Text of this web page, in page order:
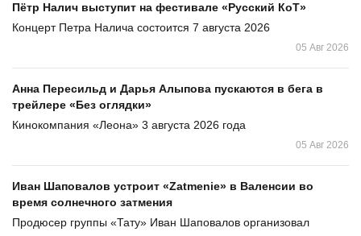
Пётр Налич выступит на фестивале «Русский КоТ»
Концерт Петра Налича состоится 7 августа 2026
05 Авг 2026
Анна Пересильд и Дарья Алыпова пускаются в бега в
трейлере «Без оглядки»
Кинокомпания «Леона» 3 августа 2026 года
05 Авг 2026
Иван Шаповалов устроит «Zatmenie» в Валенсии во
время солнечного затмения
Продюсер группы «Тату» Иван Шаповалов организовал